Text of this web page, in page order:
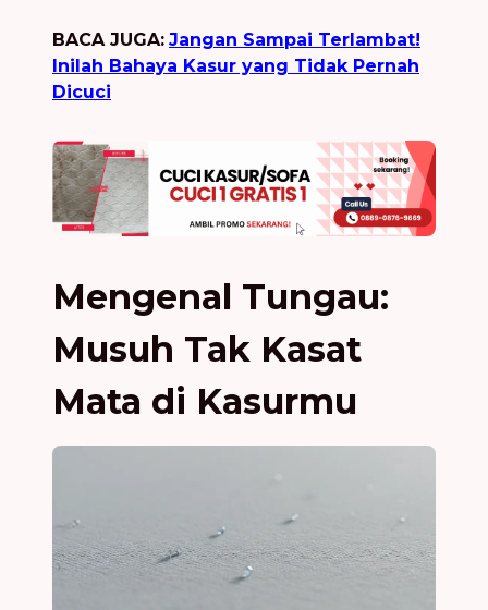
BACA JUGA: Jangan Sampai Terlambat!
Inilah Bahaya Kasur yang Tidak Pernah
Dicuci
Mengenal Tungau:
Musuh Tak Kasat
Mata di Kasurmu